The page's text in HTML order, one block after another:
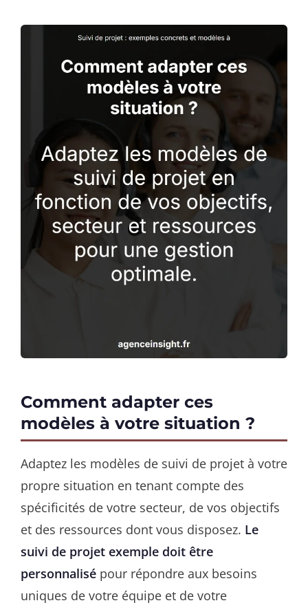
Comment adapter ces
modèles à votre situation ?
Adaptez les modèles de suivi de projet à votre
propre situation en tenant compte des
spécificités de votre secteur, de vos objectifs
et des ressources dont vous disposez. Le
suivi de projet exemple doit être
personnalisé pour répondre aux besoins
uniques de votre équipe et de votre